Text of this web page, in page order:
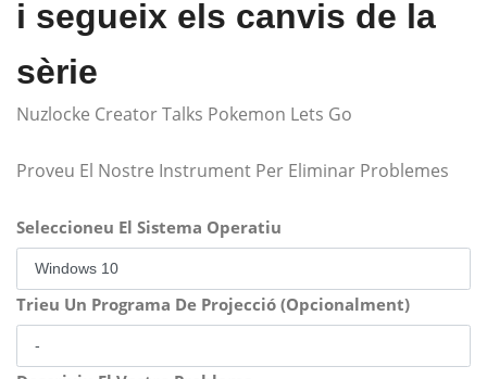
i segueix els canvis de la
sèrie
Nuzlocke Creator Talks Pokemon Lets Go
Proveu El Nostre Instrument Per Eliminar Problemes
Seleccioneu El Sistema Operatiu
Trieu Un Programa De Projecció (Opcionalment)